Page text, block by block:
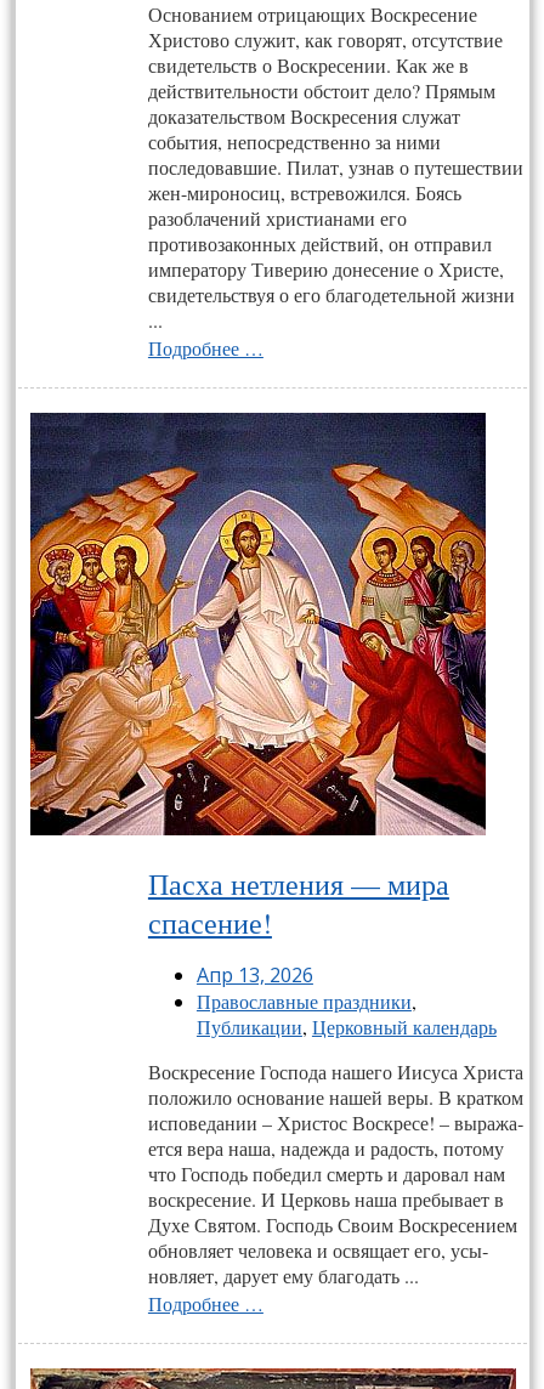
Основанием отрицающих Воскресение
Христово служит, как говорят, отсутствие
свидетельств о Воскресении. Как же в
действительно­сти обстоит дело? Прямым
доказательством Воскресения служат
события, непосредственно за ними
последовавшие. Пилат, узнав о путешествии
жен-мироносиц, встревожился. Боясь
разоблачений христианами его
противозаконных действий, он отправил
императору Тиверию донесение о Христе,
свидетельствуя о его благоде­тельной жизни
...
Подробнее …
Пасха нетления — мира
спасение!
Апр 13, 2026
Православные праздники,
Публикации, Церковный календарь
Воскресение Господа нашего Иисуса Христа
положило основание нашей веры. В кратком
исповедании – Христос Воскресе! – выража­
ется вера наша, надежда и радость, потому
что Господь победил смерть и даровал нам
воскресение. И Церковь наша пребывает в
Духе Святом. Господь Своим Воскресением
обновляет человека и освящает его, усы­
новляет, дарует ему благодать ...
Подробнее …